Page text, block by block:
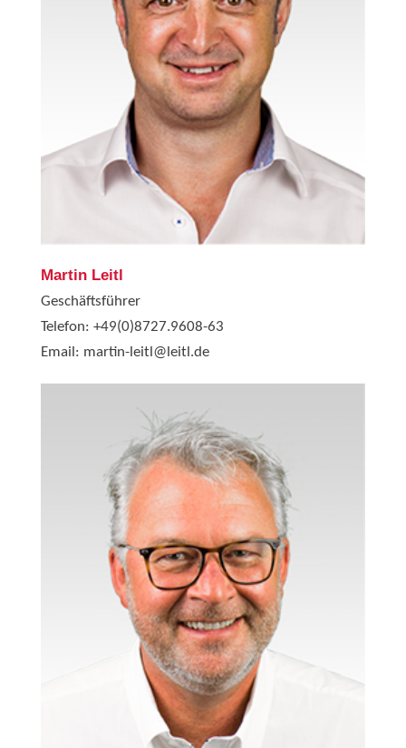
Martin Leitl
Geschäftsführer
Telefon: +49(0)8727.9608-63
Email: martin-leitl@leitl.de